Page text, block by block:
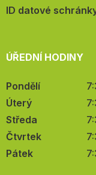
mail:
ID datové
ÚŘEDNÍ HODINY
Pondělí
Úterý
Středa
Čtvrtek
Pátek